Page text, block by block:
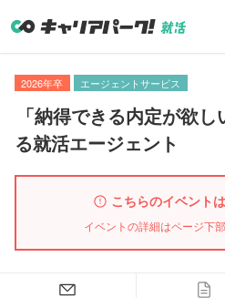
2026年卒 エージェントサービス
「納得できる内定が欲し
る就活エージェント
こちらのイベント
イベントの詳細はページ下